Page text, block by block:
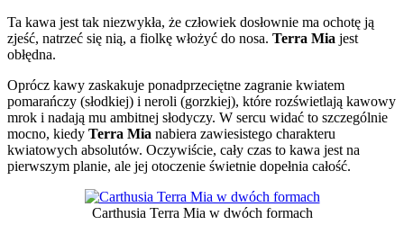
Ta kawa jest tak niezwykła, że człowiek dosłownie ma ochotę ją
zjeść, natrzeć się nią, a fiolkę włożyć do nosa. Terra Mia jest
obłędna.
Oprócz kawy zaskakuje ponadprzeciętne zagranie kwiatem
pomarańczy (słodkiej) i neroli (gorzkiej), które rozświetlają kawowy
mrok i nadają mu ambitnej słodyczy. W sercu widać to szczególnie
mocno, kiedy Terra Mia nabiera zawiesistego charakteru
kwiatowych absolutów. Oczywiście, cały czas to kawa jest na
pierwszym planie, ale jej otoczenie świetnie dopełnia całość.
Carthusia Terra Mia w dwóch formach